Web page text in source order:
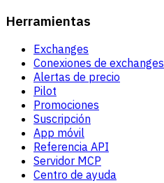
Herramientas
Exchanges
Conexiones de exchanges
Alertas de precio
Pilot
Promociones
Suscripción
App móvil
Referencia API
Servidor MCP
Centro de ayuda